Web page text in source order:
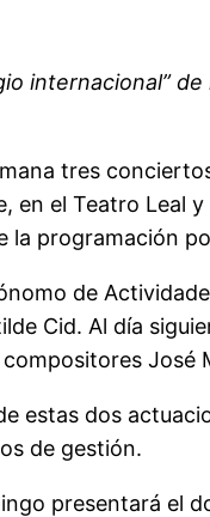
internacional”
tres
en el Teatro Leal
programación
de
Cid. Al día
José
estas dos
de gestión.
presentará el